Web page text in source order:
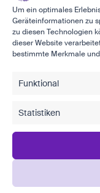
Um ein optimales
Geräteinformationen zu
zu diesen Technologien
dieser Website
bestimmte Merkmale
Funktional
Statistiken